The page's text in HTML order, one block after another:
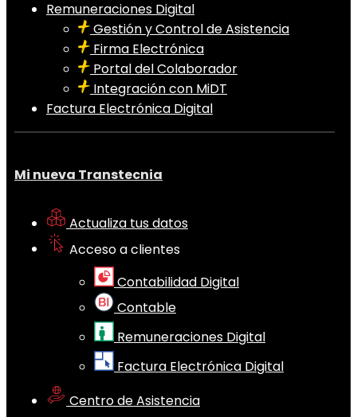
Remuneraciones Digital
Gestión y Control de Asistencia
Firma Electrónica
Portal del Colaborador
Integración con MiDT
Factura Electrónica Digital
Mi nueva Transtecnia
Actualiza tus datos
Acceso a clientes
Contabilidad Digital
Contable
Remuneraciones Digital
Factura Electrónica Digital
Centro de Asistencia